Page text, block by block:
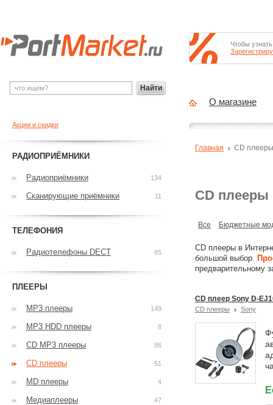
CD плееры
Все Бюджетные
CD плееры в
большой выбор.
предварительному
CD плеер Sony D-
CD плееры Sony
Главная CD плееры
Акции и скидки
РАДИОПРИЁМНИКИ
Радиоприёмники 134
Сканирующие приёмники 11
ТЕЛЕФОНИЯ
Радиотелефоны DECT 85
ПЛЕЕРЫ
MP3 плееры 149
MP3 HDD плееры 8
CD MP3 плееры 86
CD плееры 51
MD плееры 4
Медиаплееры 47
Найти
Чтобы
О магазине